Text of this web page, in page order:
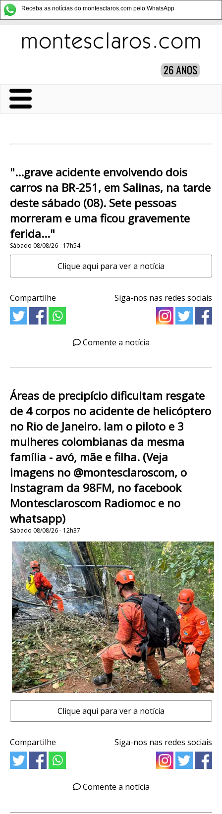
Receba as notícias do montesclaros.com pelo WhatsApp
"...grave acidente envolvendo dois
carros na BR-251, em Salinas, na tarde
deste sábado (08). Sete pessoas
morreram e uma ficou gravemente
ferida..."
Sábado 08/08/26 - 17h54
Clique aqui para ver a notícia
Compartilhe Siga-nos nas redes sociais
Comente a notícia
Áreas de precipício dificultam resgate
de 4 corpos no acidente de helicóptero
no Rio de Janeiro. Iam o piloto e 3
mulheres colombianas da mesma
família - avó, mãe e filha. (Veja
imagens no @montesclaroscom, o
Instagram da 98FM, no facebook
Montesclaroscom Radiomoc e no
whatsapp)
Sábado 08/08/26 - 12h37
Clique aqui para ver a notícia
Compartilhe Siga-nos nas redes sociais
Comente a notícia